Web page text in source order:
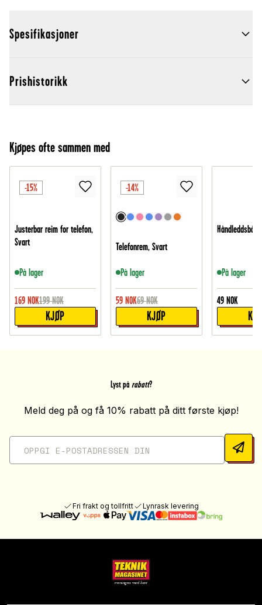
Spesifikasjoner
Prishistorikk
Kjøpes ofte sammen med
-15%
Justerbar reim for telefon,
Svart
På lager
169 NOK199 NOK
KJØP
-14%
Telefonrem, Svart
På lager
59 NOK69 NOK
KJØP
På lager
49 NOK
Lyst på rabatt?
Meld deg på og få 10% rabatt på ditt første kjøp!
Fri frakt og tollfritt Lynrask levering